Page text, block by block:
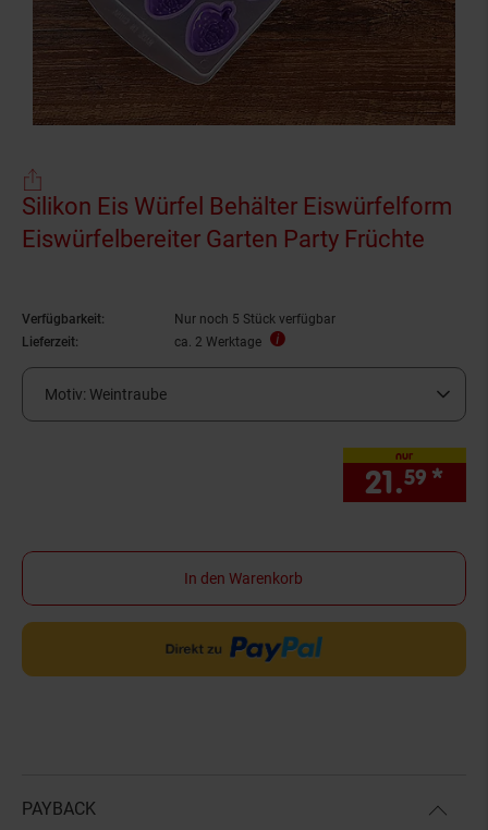
Silikon Eis Würfel Behälter Eiswürfelform
Eiswürfelbereiter Garten Party Früchte
Verfügbarkeit:
Nur noch 5 Stück verfügbar
Lieferzeit:
ca. 2 Werktage
Motiv: Weintraube
nur
21.59 *
In den Warenkorb
PAYBACK